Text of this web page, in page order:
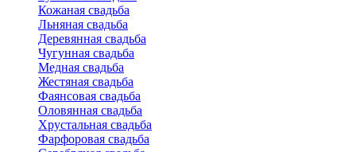
Кожаная свадьба
Льняная свадьба
Деревянная свадьба
Чугунная свадьба
Медная свадьба
Жестяная свадьба
Фаянсовая свадьба
Оловянная свадьба
Хрустальная свадьба
Фарфоровая свадьба